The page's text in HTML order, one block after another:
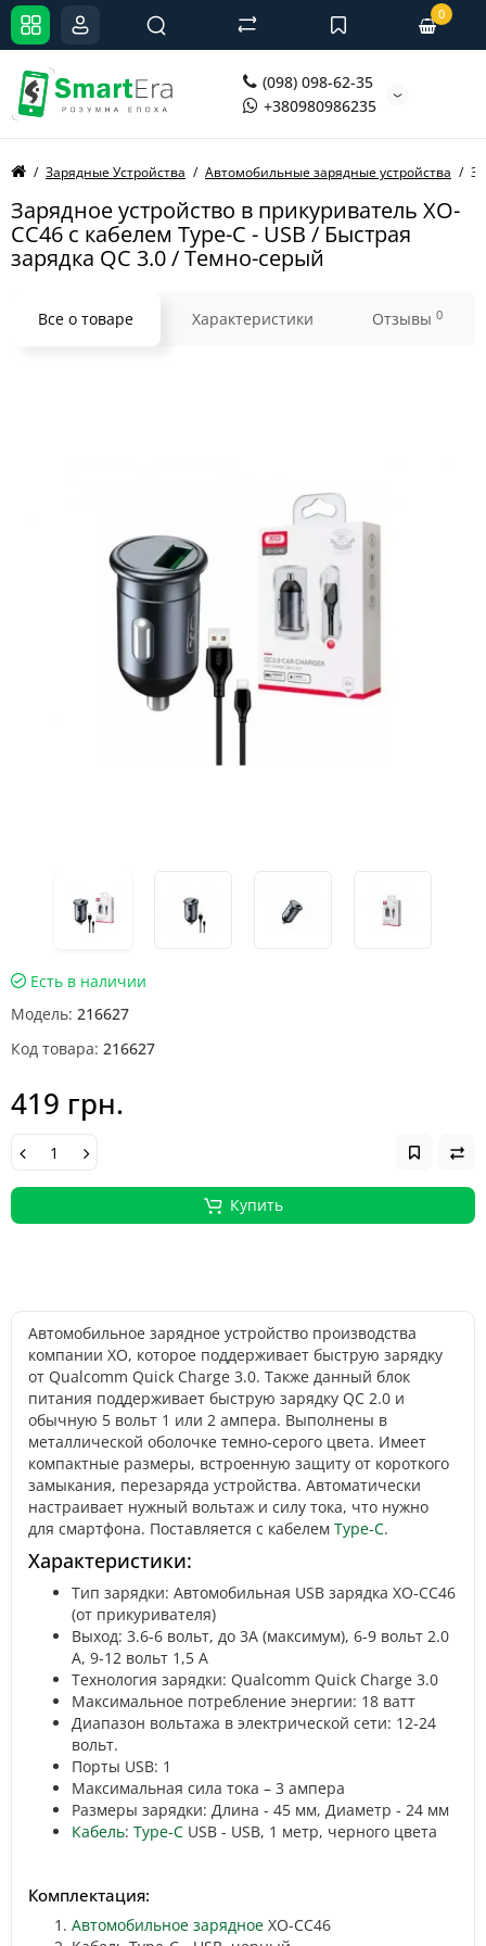
(098) 098-62-35
+380980986235
0
Зарядные Устройства Автомобильные зарядные устройства
Зарядное устройство в прикуриватель XO-
CC46 с кабелем Type-C - USB / Быстрая
зарядка QC 3.0 / Темно-серый
Все о товаре Характеристики Отзывы 0
Есть в наличии
Модель: 216627
Код товара: 216627
419 грн.
Купить
Автомобильное зарядное устройство производства
компании XO, которое поддерживает быструю зарядку
от Qualcomm Quick Charge 3.0. Также данный блок
питания поддерживает быструю зарядку QC 2.0 и
обычную 5 вольт 1 или 2 ампера. Выполнены в
металлической оболочке темно-серого цвета. Имеет
компактные размеры, встроенную защиту от короткого
замыкания, перезаряда устройства. Автоматически
настраивает нужный вольтаж и силу тока, что нужно
для смартфона. Поставляется с кабелем Type-C.
Характеристики:
Тип зарядки: Автомобильная USB зарядка XO-CC46
(от прикуривателя)
Выход: 3.6-6 вольт, до 3A (максимум), 6-9 вольт 2.0
А, 9-12 вольт 1,5 А
Технология зарядки: Qualcomm Quick Charge 3.0
Максимальное потребление энергии: 18 ватт
Диапазон вольтажа в электрической сети: 12-24
вольт.
Порты USB: 1
Максимальная сила тока – 3 ампера
Размеры зарядки: Длина - 45 мм, Диаметр - 24 мм
Кабель: Type-C USB - USB, 1 метр, черного цвета
Комплектация:
Автомобильное зарядное XO-CC46